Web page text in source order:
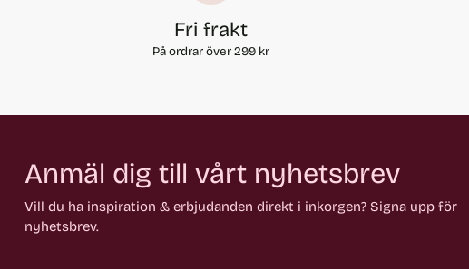
Fri frakt
På ordrar över 299 kr
Anmäl dig till vårt nyhetsbrev
Vill du ha inspiration & erbjudanden direkt i inkorgen? Signa upp för
nyhetsbrev.